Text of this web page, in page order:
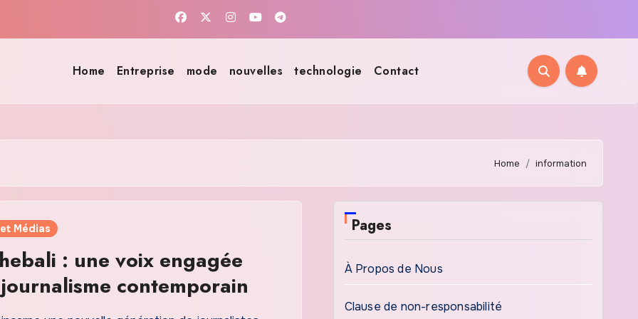
Home Entreprise mode nouvelles technologie Contact
Home information
Médias
: une voix engagée
contemporain
Pages
À Propos de Nous
Clause de non-responsabilité